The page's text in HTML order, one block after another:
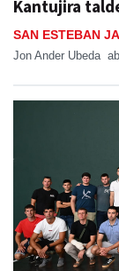
Kantujira
SAN ESTEBAN
Jon Ander Ubeda